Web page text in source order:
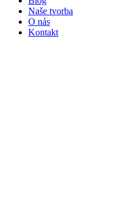
Naše tvorba
O nás
Kontakt